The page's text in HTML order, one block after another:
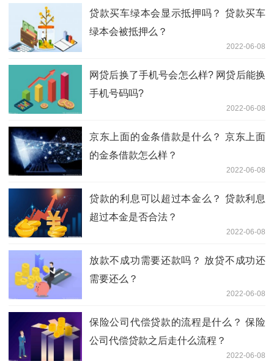
贷款买车绿本会显示抵押吗？ 贷款买车
绿本会被抵押么？
2022-06-08
网贷后换了手机号会怎么样? 网贷后能换
手机号码吗?
2022-06-08
京东上面的金条借款是什么？ 京东上面
的金条借款怎么样？
2022-06-08
贷款的利息可以超过本金么？ 贷款利息
超过本金是否合法？
2022-06-08
放款不成功需要还款吗？ 放贷不成功还
需要还么？
2022-06-08
保险公司代偿贷款的流程是什么？ 保险
公司代偿贷款之后走什么流程？
2022-06-08